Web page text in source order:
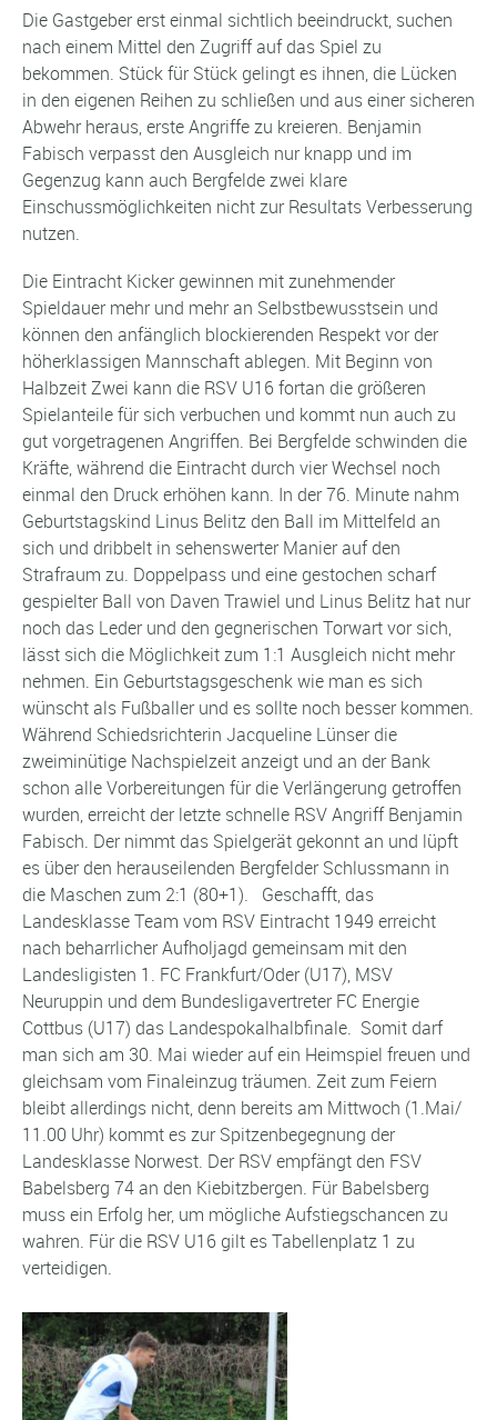
Die Gastgeber erst einmal sichtlich beeindruckt, suchen
nach einem Mittel den Zugriff auf das Spiel zu
bekommen. Stück für Stück gelingt es ihnen, die Lücken
in den eigenen Reihen zu schließen und aus einer sicheren
Abwehr heraus, erste Angriffe zu kreieren. Benjamin
Fabisch verpasst den Ausgleich nur knapp und im
Gegenzug kann auch Bergfelde zwei klare
Einschussmöglichkeiten nicht zur Resultats Verbesserung
nutzen.
Die Eintracht Kicker gewinnen mit zunehmender
Spieldauer mehr und mehr an Selbstbewusstsein und
können den anfänglich blockierenden Respekt vor der
höherklassigen Mannschaft ablegen. Mit Beginn von
Halbzeit Zwei kann die RSV U16 fortan die größeren
Spielanteile für sich verbuchen und kommt nun auch zu
gut vorgetragenen Angriffen. Bei Bergfelde schwinden die
Kräfte, während die Eintracht durch vier Wechsel noch
einmal den Druck erhöhen kann. In der 76. Minute nahm
Geburtstagskind Linus Belitz den Ball im Mittelfeld an
sich und dribbelt in sehenswerter Manier auf den
Strafraum zu. Doppelpass und eine gestochen scharf
gespielter Ball von Daven Trawiel und Linus Belitz hat nur
noch das Leder und den gegnerischen Torwart vor sich,
lässt sich die Möglichkeit zum 1:1 Ausgleich nicht mehr
nehmen. Ein Geburtstagsgeschenk wie man es sich
wünscht als Fußballer und es sollte noch besser kommen.
Während Schiedsrichterin Jacqueline Lünser die
zweiminütige Nachspielzeit anzeigt und an der Bank
schon alle Vorbereitungen für die Verlängerung getroffen
wurden, erreicht der letzte schnelle RSV Angriff Benjamin
Fabisch. Der nimmt das Spielgerät gekonnt an und lüpft
es über den herauseilenden Bergfelder Schlussmann in
die Maschen zum 2:1 (80+1). Geschafft, das
Landesklasse Team vom RSV Eintracht 1949 erreicht
nach beharrlicher Aufholjagd gemeinsam mit den
Landesligisten 1. FC Frankfurt/Oder (U17), MSV
Neuruppin und dem Bundesligavertreter FC Energie
Cottbus (U17) das Landespokalhalbfinale. Somit darf
man sich am 30. Mai wieder auf ein Heimspiel freuen und
gleichsam vom Finaleinzug träumen. Zeit zum Feiern
bleibt allerdings nicht, denn bereits am Mittwoch (1.Mai/
11.00 Uhr) kommt es zur Spitzenbegegnung der
Landesklasse Norwest. Der RSV empfängt den FSV
Babelsberg 74 an den Kiebitzbergen. Für Babelsberg
muss ein Erfolg her, um mögliche Aufstiegschancen zu
wahren. Für die RSV U16 gilt es Tabellenplatz 1 zu
verteidigen.